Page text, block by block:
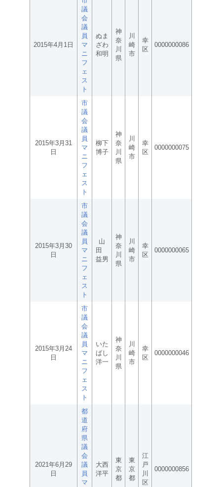
2015年4月1日
議
会
議
員
マ
ニ
フ
ェ
ス
ト
ぬま
ざわ
和明
神
奈
川
県
川
崎
市
幸
区
0000000086
2015年3月31
日
市
議
会
議
員
マ
ニ
フ
ェ
ス
ト
柳下
博子
神
奈
川
県
川
崎
市
幸
区
0000000075
2015年3月30
日
市
議
会
議
員
マ
ニ
フ
ェ
ス
ト
山
田
益男
神
奈
川
県
川
崎
市
幸
区
0000000065
2015年3月24
日
市
議
会
議
員
マ
ニ
フ
ェ
ス
ト
いた
ばし
洋一
神
奈
川
県
川
崎
市
幸
区
0000000046
2021年6月29
日
都
道
府
県
議
会
議
員
マ
大西
洋平
東
京
都
東
京
都
江
戸
川
区
0000000856